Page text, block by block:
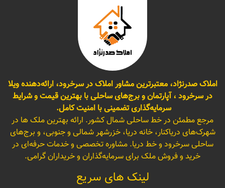
املاک صدرنژاد، معتبرترین مشاور املاک در سرخرود، ارائه‌دهنده ویلا
در سرخرود ، آپارتمان و برج‌های ساحلی با بهترین قیمت و شرایط
سرمایه‌گذاری تضمینی با امنیت کامل.
مرجع مطمئن در خط ساحلی شمال کشور. ارائه بهترین ملک ها در
شهرک‌های دریاکنار، خانه دریا، خزرشهر شمالی و جنوبی، و برج‌های
ساحلی سرخرود و خط دریا. مشاوره تخصصی و خدمات حرفه‌ای در
خرید و فروش ملک برای سرمایه‌گذاران و خریداران گرامی.
لینک های سریع